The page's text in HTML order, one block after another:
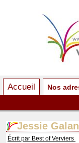
Accueil Nos
Jessie
Écrit par Best of Verviers